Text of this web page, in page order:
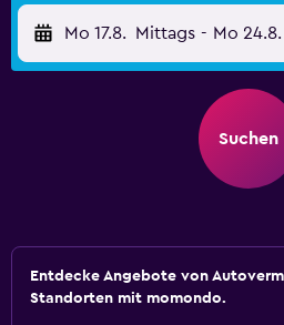
Mo 17.8. Mittags - Mo 24.8.
Suchen
Entdecke Angebote von
Standorten mit momondo.